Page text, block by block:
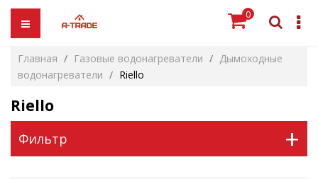
0
Главная Газовые водонагреватели
Дымоходные
водонагреватели
Riello
Riello
Фильтр +